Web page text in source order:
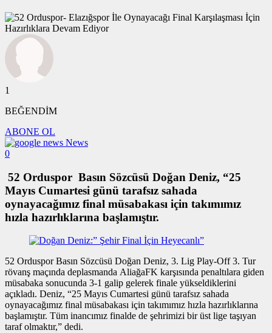
1
BEĞENDİM
ABONE OL
News
0
52 Orduspor Basın Sözcüsü Doğan Deniz, “25
Mayıs Cumartesi günü tarafsız sahada
oynayacağımız final müsabakası için takımımız
hızla hazırlıklarına başlamıştır.
52 Orduspor Basın Sözcüsü Doğan Deniz, 3. Lig Play-Off 3. Tur
rövanş maçında deplasmanda AliağaFK karşısında penaltılara giden
müsabaka sonucunda 3-1 galip gelerek finale yükseldiklerini
açıkladı. Deniz, “25 Mayıs Cumartesi günü tarafsız sahada
oynayacağımız final müsabakası için takımımız hızla hazırlıklarına
başlamıştır. Tüm inancımız finalde de şehrimizi bir üst lige taşıyan
taraf olmaktır,” dedi.